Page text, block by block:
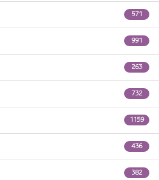
571
991
263
732
1159
436
382